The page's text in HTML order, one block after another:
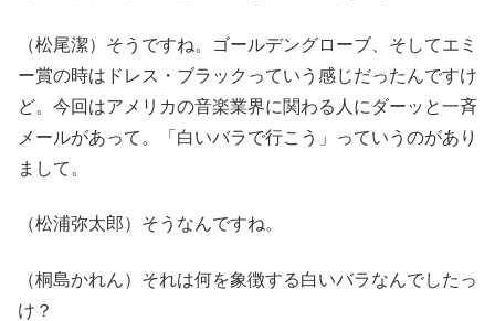
（松尾潔）そうですね。ゴールデングローブ、そしてエミ
ー賞の時はドレス・ブラックっていう感じだったんですけ
ど。今回はアメリカの音楽業界に関わる人にダーッと一斉
メールがあって。「白いバラで行こう」っていうのがあり
まして。
（松浦弥太郎）そうなんですね。
（桐島かれん）それは何を象徴する白いバラなんでしたっ
け？